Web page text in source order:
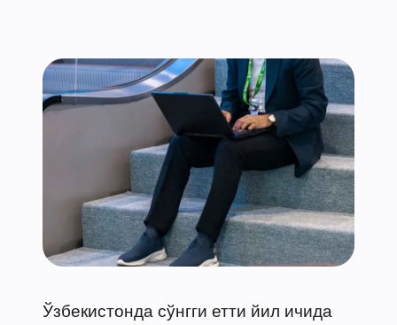
Ўзбекистонда сўнгги етти йил ичида